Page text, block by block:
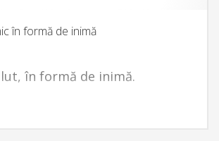
în formă de inimă
în formă de inimă.
este de 5 exemplare.